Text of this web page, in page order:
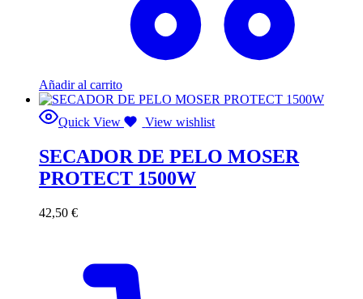
Añadir al carrito
Quick View View wishlist
SECADOR DE PELO MOSER
PROTECT 1500W
42,50 €